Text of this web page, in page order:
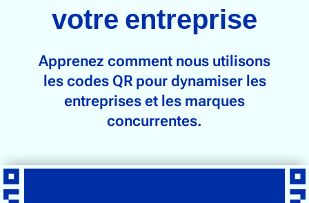
Électronique
Alimentation & Épicerie
Chaussures & Vêtements
votre entreprise
Apprenez comment nous utilisons
les codes QR pour dynamiser les
entreprises et les marques
concurrentes.